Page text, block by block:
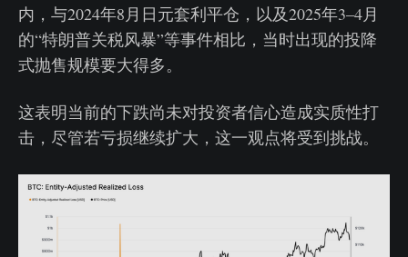
内，与2024年8月日元套利平仓，以及2025年3–4月
的“特朗普关税风暴”等事件相比，当时出现的投降
式抛售规模要大得多。
这表明当前的下跌尚未对投资者信心造成实质性打
击，尽管若亏损继续扩大，这一观点将受到挑战。